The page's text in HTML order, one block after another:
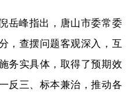
岳峰指出，唐山市委常委
，查摆问题客观深入，互
务实具体，取得了预期效
反三、标本兼治，推动各